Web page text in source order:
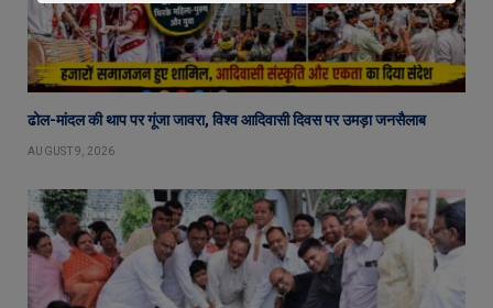
ढोल-मांदल की थाप पर गूंजा जावरा, विश्व आदिवासी दिवस पर उमड़ा जनसैलाब
AUGUST 9, 2026